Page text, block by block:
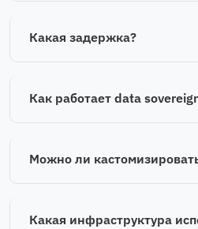
Какая задержка?
Как работает data
Можно ли
Какая инфраструктура